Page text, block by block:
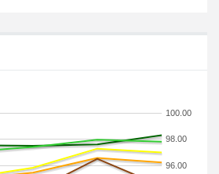
96.00
98.00
100.00